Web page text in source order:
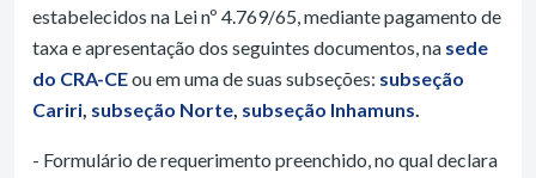
estabelecidos na Lei nº 4.769/65, mediante pagamento de
taxa e apresentação dos seguintes documentos, na sede
do CRA-CEou em uma de suas subseções: subseção
Cariri, subseção Norte, subseção Inhamuns.
- Formulário de requerimento preenchido, no qual declara